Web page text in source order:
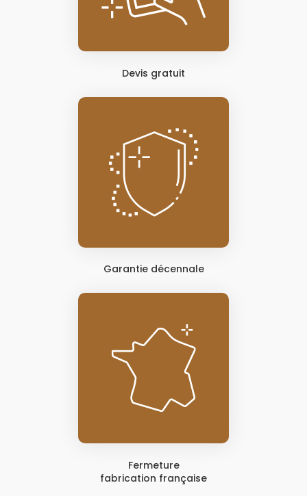
Devis gratuit
Garantie décennale
Fermeture
fabrication française